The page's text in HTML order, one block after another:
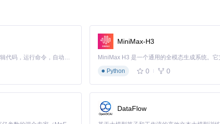
模型在2024年7月至2025年5月的回测中展现出稳定的超额收益能
强的抗风险能力。
频率：每日）
，Kronos模型准确预测了价格转折点，为高频交易策略提供了有效信号
（2025.01-2025.08）
Claude Code 的开源替代方案。连接任意大模型，编辑代码，运行命令，自动验证 — 全自动执行。用 Rust 构建，极致性能。 ｜ An open-source alternative to Claude Code. Connect any LLM, edit code, run commands, and verify changes — autonomously. Built in Rust for speed. Get Started
MiniMax-H3
Python
0 0
DataFlow